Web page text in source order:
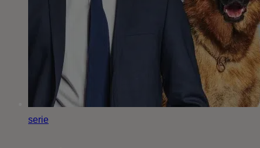
serie